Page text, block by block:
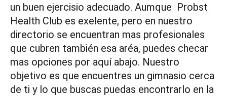
un buen ejercisio adecuado. Aumque Probst
Health Club es exelente, pero en nuestro
directorio se encuentran mas profesionales
que cubren también esa aréa, puedes checar
mas opciones por aquí abajo. Nuestro
objetivo es que encuentres un gimnasio cerca
de ti y lo que buscas puedas encontrarlo en la